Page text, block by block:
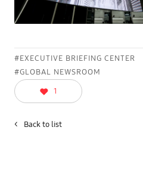
#EXECUTIVE BRIEFING CENTER
#GLOBAL NEWSROOM
1
< Back to list